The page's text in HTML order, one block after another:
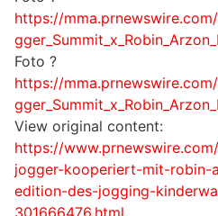
https://
Foto ?
https://
View original content:
https://
jogger-kooperiert-mit-robin-
edition-des-jogging-